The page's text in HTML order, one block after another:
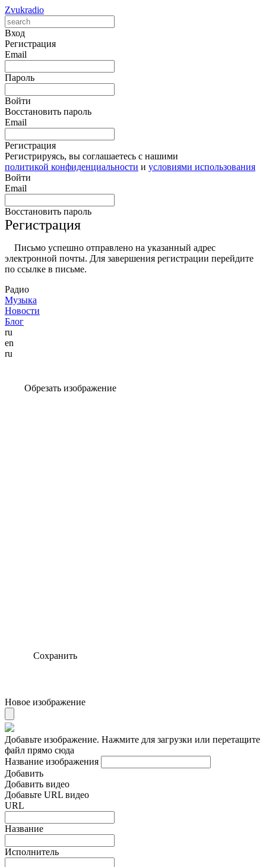
Zvukradio
Вход
Регистрация
Email
Пароль
Войти
Восстановить пароль
Email
Регистрация
Регистрируясь, вы соглашаетесь с нашими
политикой конфиденциальности и условиями использования
Войти
Email
Восстановить пароль
Регистрация
Письмо успешно отправлено на указанный адрес
электронной почты. Для завершения регистрации перейдите
по ссылке в письме.
Радио
Музыка
Новости
Блог
ru
en
ru
Обрезать изображение
Сохранить
Новое изображение
Добавьте изображение. Нажмите для загрузки или перетащите
файл прямо сюда
Название изображения
Добавить
Добавить видео
Добавьте URL видео
URL
Название
Исполнитель